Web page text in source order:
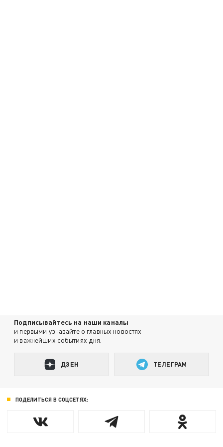
Подписывайтесь на наши каналы
и первыми узнавайте о главных новостях
и важнейших событиях дня.
ДЗЕН ТЕЛЕГРАМ
ПОДЕЛИТЬСЯ В СОЦСЕТЯХ: